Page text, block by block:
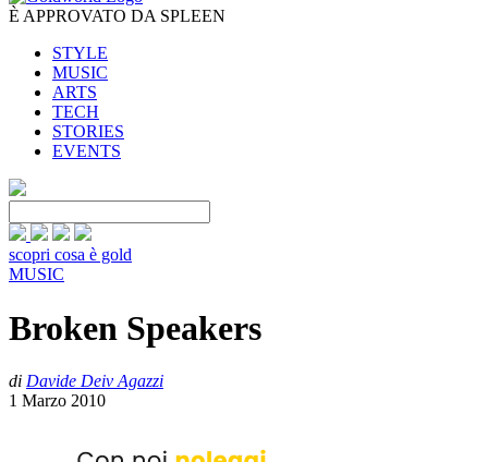
È APPROVATO DA SPLEEN
STYLE
MUSIC
ARTS
TECH
STORIES
EVENTS
scopri cosa è gold
MUSIC
Broken Speakers
di Davide Deiv Agazzi
1 Marzo 2010